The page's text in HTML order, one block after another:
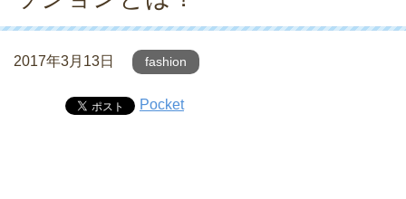
2017年3月13日 fashion
Pocket